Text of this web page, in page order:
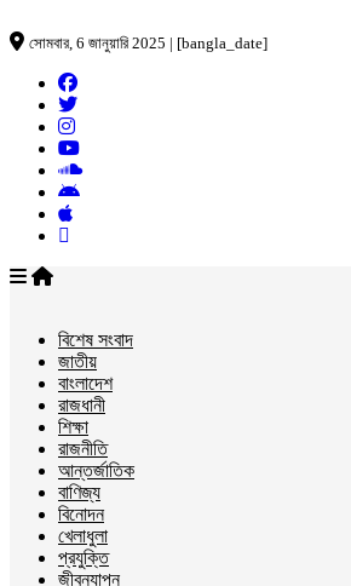
সোমবার, 6 জানুয়ারি 2025 | [bangla_date]
বিশেষ সংবাদ
জাতীয়
বাংলাদেশ
রাজধানী
শিক্ষা
রাজনীতি
আন্তর্জাতিক
বাণিজ্য
বিনোদন
খেলাধুলা
প্রযুক্তি
জীবনযাপন